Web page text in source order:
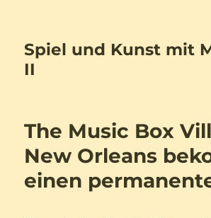
Spiel und Kunst mit
II
The Music Box
New Orleans
einen